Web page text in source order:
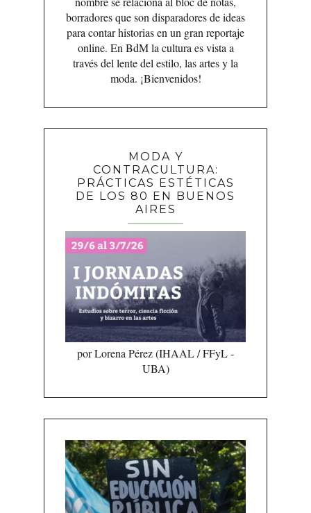
borradores que son disparadores de ideas
para contar historias en un gran reportaje
online. En BdM la cultura es vista a
través del lente del estilo, las artes y la
moda. ¡Bienvenidos!
MODA Y
CONTRACULTURA:
PRÁCTICAS ESTÉTICAS
DE LOS 80 EN BUENOS
AIRES
por Lorena Pérez (IHAAL / FFyL -
UBA)